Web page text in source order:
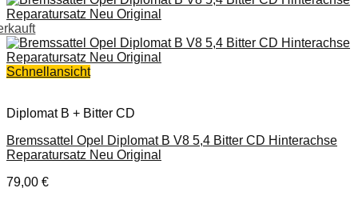
Schnellansicht
Diplomat B + Bitter CD
Bremssattel Opel Diplomat B V8 5,4 Bitter CD Hinterachse
Reparatursatz Neu Original
79,00 €